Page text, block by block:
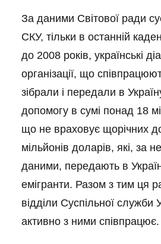
За даними Світової ради
СКУ, тільки в останній
до 2008 років, українські
організації, що
зібрали і передали в
допомогу в сумі понад 18
що не враховує щорічних
мільйонів доларів, які, за
даними, передають в
емігранти. Разом з тим ця
відділи Суспільної служби
активно з ними співпрацює.